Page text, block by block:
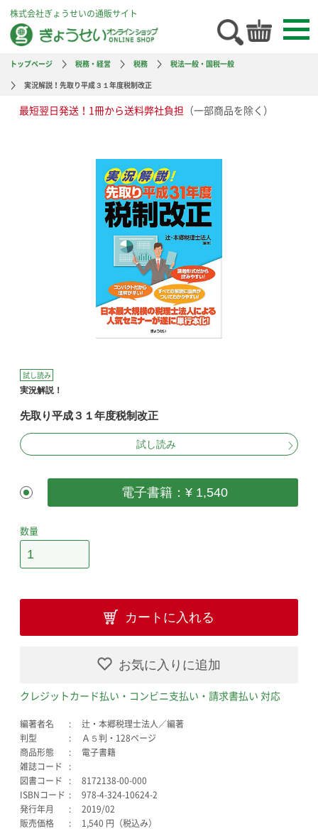
株式会社ぎょうせいの通販サイト
トップページ 税務・経営 税務
税法一般・国税一般
実況解説！先取り平成３１年度税制改正
最短翌日発送！1冊から送料弊社負担 （一部商品を除く）
試し読み
実況解説！
先取り平成３１年度税制改正
試し読み
電子書籍：¥ 1,540
数量
カートに入れる
お気に入りに追加
クレジットカード払い・コンビニ支払い・請求書払い 対応
編著者名
辻・本郷税理士法人／編著
判型
Ａ５判・128ページ
商品形態
電子書籍
雑誌コード
図書コード
8172138-00-000
ISBNコード
978-4-324-10624-2
発行年月
2019/02
販売価格
1,540 円（税込み）